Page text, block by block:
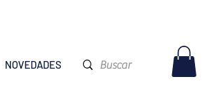
NOVEDADES